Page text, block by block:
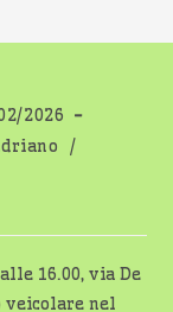
2026
/
16.00, via De
veicolare nel